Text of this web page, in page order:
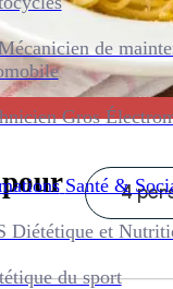
de
Gros
Santé &
Diététique et
du sport
4